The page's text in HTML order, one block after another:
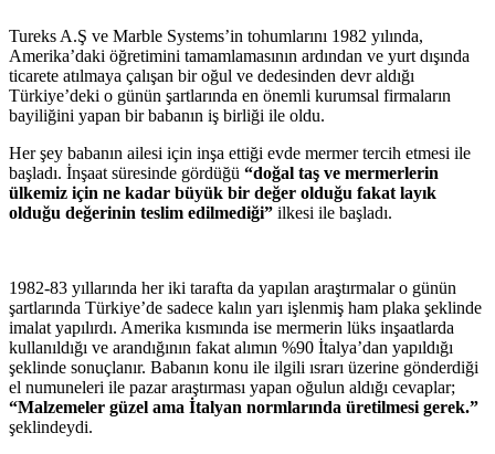
Tureks A.Ş ve Marble Systems’in tohumlarını 1982 yılında,
Amerika’daki öğretimini tamamlamasının ardından ve yurt dışında
ticarete atılmaya çalışan bir oğul ve dedesinden devr aldığı
Türkiye’deki o günün şartlarında en önemli kurumsal firmaların
bayiliğini yapan bir babanın iş birliği ile oldu.
Her şey babanın ailesi için inşa ettiği evde mermer tercih etmesi ile
başladı. İnşaat süresinde gördüğü “doğal taş ve mermerlerin
ülkemiz için ne kadar büyük bir değer olduğu fakat layık
olduğu değerinin teslim edilmediği” ilkesi ile başladı.
1982-83 yıllarında her iki tarafta da yapılan araştırmalar o günün
şartlarında Türkiye’de sadece kalın yarı işlenmiş ham plaka şeklinde
imalat yapılırdı. Amerika kısmında ise mermerin lüks inşaatlarda
kullanıldığı ve arandığının fakat alımın %90 İtalya’dan yapıldığı
şeklinde sonuçlanır. Babanın konu ile ilgili ısrarı üzerine gönderdiği
el numuneleri ile pazar araştırması yapan oğulun aldığı cevaplar;
“Malzemeler güzel ama İtalyan normlarında üretilmesi gerek.”
şeklindeydi.